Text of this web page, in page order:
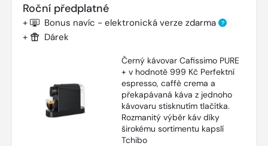
Roční předplatné
+ Bonus navíc - elektronická verze zdarma ?
+ Dárek
Černý kávovar Cafissimo PURE
+ v hodnotě 999 Kč Perfektní
espresso, caffè crema a
překapávaná káva z jednoho
kávovaru stisknutím tlačítka.
Rozmanitý výběr káv díky
širokému sortimentu kapslí
Tchibo